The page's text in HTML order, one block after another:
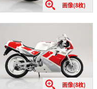
画像(8枚)
画像(8枚)